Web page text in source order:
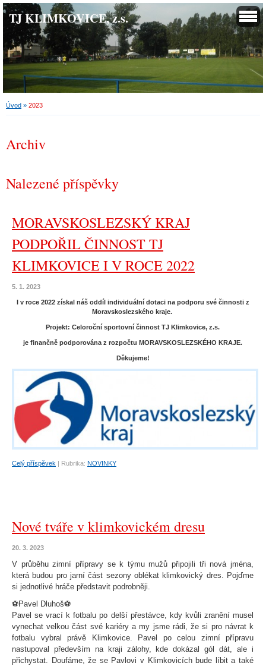
TJ KLIMKOVICE, z.s.
Úvod » 2023
Archiv
Nalezené příspěvky
MORAVSKOSLEZSKÝ KRAJ
PODPOŘIL ČINNOST TJ
KLIMKOVICE I V ROCE 2022
5. 1. 2023
I v roce 2022 získal náš oddíl individuální dotaci na podporu své činnosti z
Moravskoslezského kraje.
Projekt: Celoroční sportovní činnost TJ Klimkovice, z.s.
je finančně podporována z rozpočtu MORAVSKOSLEZSKÉHO KRAJE.
Děkujeme!
Celý příspěvek | Rubrika: NOVINKY
Nové tváře v klimkovickém dresu
20. 3. 2023
V průběhu zimní přípravy se k týmu mužů připojili tři nová jména,
která budou pro jarní část sezony oblékat klimkovický dres. Pojďme
si jednotlivé hráče představit podrobněji.
⚽️Pavel Dluhoš⚽️
Pavel se vrací k fotbalu po delší přestávce, kdy kvůli zranění musel
vynechat velkou část své kariéry a my jsme rádi, že si pro návrat k
fotbalu vybral právě Klimkovice. Pavel po celou zimní přípravu
nastupoval především na kraji zálohy, kde dokázal gól dát, ale i
přichystat. Doufáme, že se Pavlovi v Klimkovicích bude líbit a také